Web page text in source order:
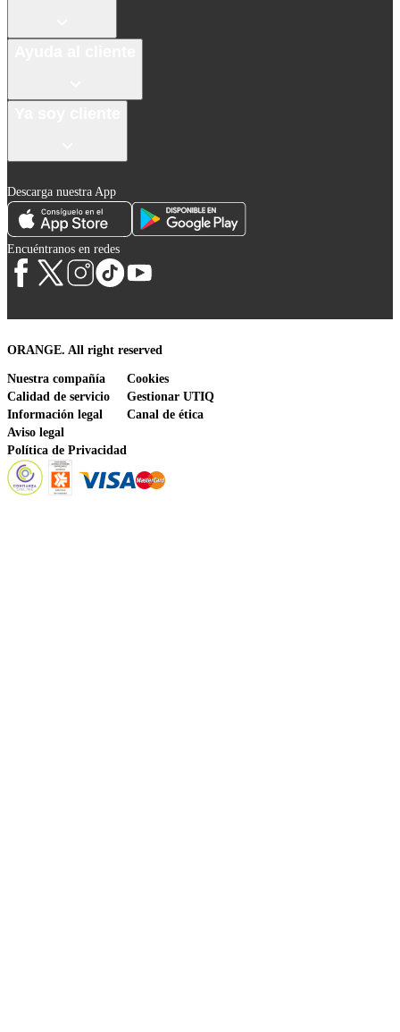
Descarga nuestra App
Encuéntranos en redes
ORANGE. All right reserved
Nuestra compañía
Calidad de servicio
Información legal
Aviso legal
Política de Privacidad
Cookies
Gestionar UTIQ
Canal de ética